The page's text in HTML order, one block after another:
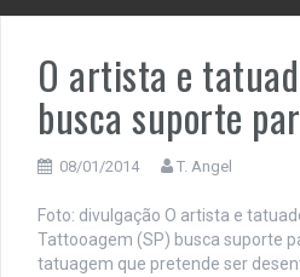
O artista e
busca suporte
08/01/2014 T. Angel
Foto: divulgação O artista e
Tattooagem (SP) busca suporte
tatuagem que pretende ser